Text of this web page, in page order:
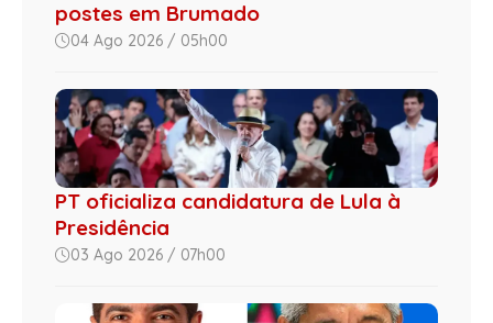
postes em Brumado
04 Ago 2026 / 05h00
PT oficializa candidatura de Lula à
Presidência
03 Ago 2026 / 07h00